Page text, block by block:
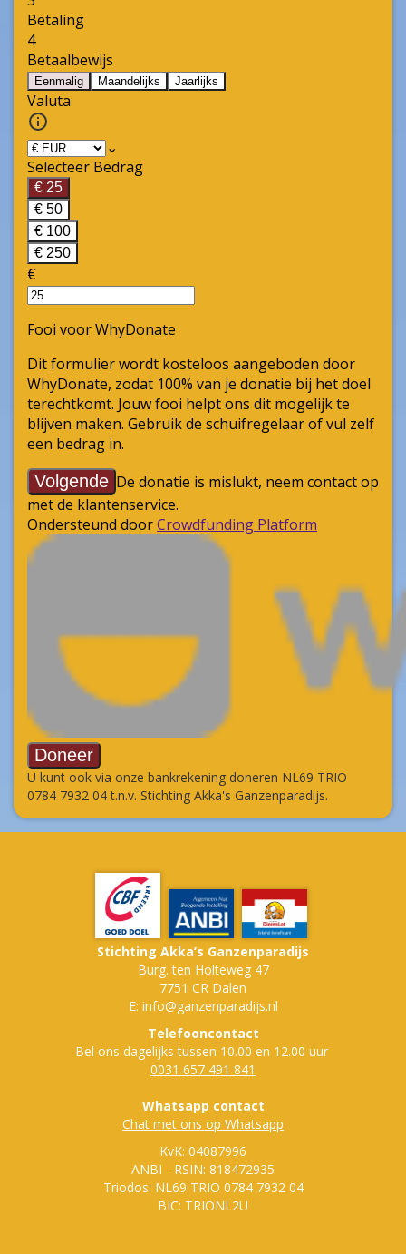
U kunt ook via onze bankrekening doneren NL69 TRIO
0784 7932 04 t.n.v. Stichting Akka's Ganzenparadijs.
Stichting Akka’s Ganzenparadijs
Burg. ten Holteweg 47
7751 CR Dalen
E: info@ganzenparadijs.nl
Telefooncontact
Bel ons dagelijks tussen 10.00 en 12.00 uur
0031 657 491 841
Whatsapp contact
Chat met ons op Whatsapp
KvK: 04087996
ANBI - RSIN: 818472935
Triodos: NL69 TRIO 0784 7932 04
BIC: TRIONL2U